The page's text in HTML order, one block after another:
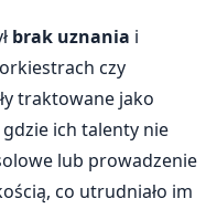
brak uznania i
czy
traktowane jako
ich talenty nie
lub prowadzenie
co utrudniało im